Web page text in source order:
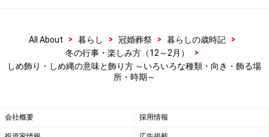
垂、譲り葉、橙などを加えたしめ飾りです。玄関先向き
で、西日本でよく見られます。
ごぼう注連に前垂れのついたタイプ。西日本で多く用いられ
All About > 暮らし > 冠婚葬祭 > 暮らしの歳時記
>
冬の行事・楽しみ方（12～2月）
>
しめ飾り・しめ縄の意味と飾り方 ～いろいろな種類・向き・飾る場
所・時期～
会社概要 採用情報